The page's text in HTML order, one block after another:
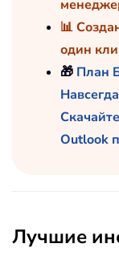
📊
один
🎁 План
Outlook
Лучшие